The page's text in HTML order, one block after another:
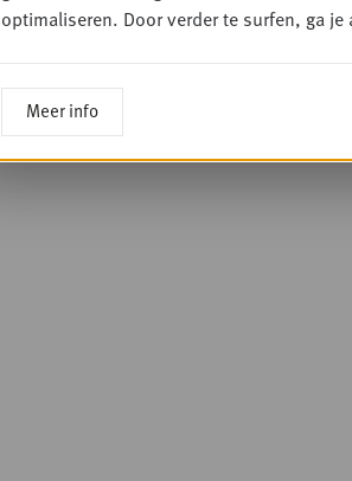
optimaliseren. Door verder te surfen, ga
Meer info